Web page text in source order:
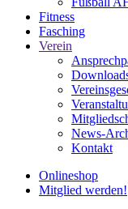
Fitness
Fasching
Verein
News-
Kontakt
Onlineshop
Mitglied werden!